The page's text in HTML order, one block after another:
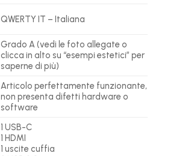
QWERTY IT – Italiana
Grado A (vedi le foto allegate o
clicca in alto su “esempi estetici” per
saperne di più)
Articolo perfettamente funzionante,
non presenta difetti hardware o
software
1 USB-C
1 HDMI
1 uscite cuffia